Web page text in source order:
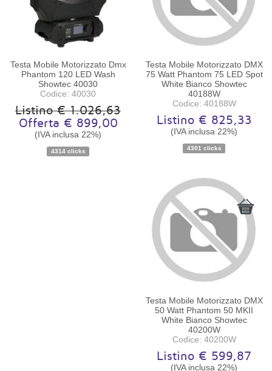
Disponibilità:Ordinabile
Testa Mobile Motorizzato Dmx
Phantom 120 LED Wash
Showtec 40030
Codice: 40030
Listino € 1.026,63
Offerta € 899,00
(IVA inclusa 22%)
4314 clicks
Disponibilità:Ordinabile
Testa Mobile Motorizzato DMX
75 Watt Phantom 75 LED Spot
White Bianco Showtec
40188W
Codice: 40188W
Listino € 825,33
(IVA inclusa 22%)
4301 clicks
Disponibilità:Ordinabile
Testa Mobile Motorizzato DMX
50 Watt Phantom 50 MKII
White Bianco Showtec
40200W
Codice: 40200W
Listino € 599,87
(IVA inclusa 22%)